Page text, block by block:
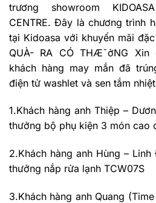
trương showroom
CENTRE. Đây là chương trình
tại Kidoasa với khuyến mãi
QUÀ- RA CÓ THÆ¯ởNG
khách hàng may mắn đã
điện tử washlet và sen tắm
1.Khách hàng anh Thiệp –
thưởng bộ phụ kiện 3 món cao
2.Khách hàng anh Hùng –
thưởng nắp rửa lạnh TCW07S
3.Khách hàng anh Quang